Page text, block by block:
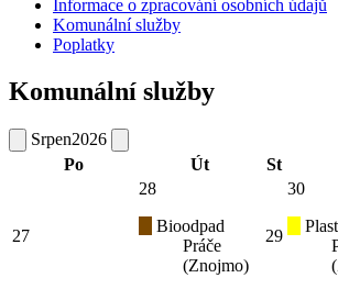
Informace o zpracování osobních údajů
Komunální služby
Poplatky
Komunální služby
Srpen2026
Po
Út St
27
28
Bioodpad
Práče
(Znojmo)
29
30
Plast